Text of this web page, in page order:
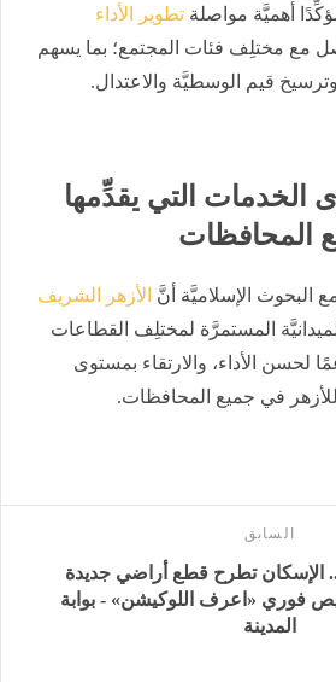
أهميَّة مواصلة تطوير الأداء
مع مختلِف فئات المجتمع؛ بما يسهم
قيم الوسطيَّة والاعتدال.
الخدمات التي يقدِّمها
المحافظات
البحوث الإسلاميَّة أنَّ الأزهر الشريف
المستمرَّة لمختلِف القطاعات
لحسن الأداء، والارتقاء بمستوى
للأزهر في جميع المحافظات.
السابق
جنيها.. الإسكان تطرح قطع أراضي جديدة
فوري «اعرف اللوكيشن» - بوابة
المدينة